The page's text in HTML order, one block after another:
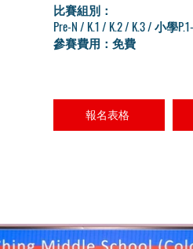
比賽組別：
Pre-N / K.1 / K.2 / K.3 / 小學
參賽費用：免費
報名表格